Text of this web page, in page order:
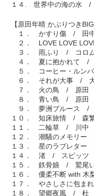
１４. 世界中の海の水 /
【原田年晴 かぶりつき
１． かすり傷 / 田
２． LOVE LOVE
３． 雨ふり / コロム
４． 夏に抱かれて /
５． コーヒー・ル
６． それが大事 / 大
７． 火の鳥 / 原田
８． 青い鳥 / 原田
９． 夢洲ブルース /
１０． 知床旅情 / 森
１１． 二輪草 / 川中
１２． 潮騒のメモリー
１３． 星のラブレタ
１４． 渚 / スピッツ
１５． 鉄骨娘 / 鷲尾い
１６． 優柔不断 with
１７． やさしさに包ま
１８． 望郷夜風 / 杜